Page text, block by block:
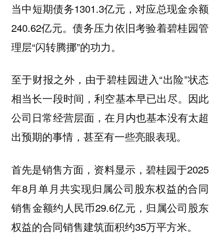
当中短期债务1301.3亿元，对应总现金余额
240.62亿元。债务压力依旧考验着碧桂园管
理层“闪转腾挪”的功力。
至于财报之外，由于碧桂园进入“出险”状态
相当长一段时间，利空基本早已出尽。因此
公司日常经营层面，在月内也基本没有太超
出预期的事情，甚至有一些亮眼表现。
首先是销售方面，资料显示，碧桂园于2025
年8月单月共实现归属公司股东权益的合同
销售金额约人民币29.6亿元，归属公司股东
权益的合同销售建筑面积约35万平方米。